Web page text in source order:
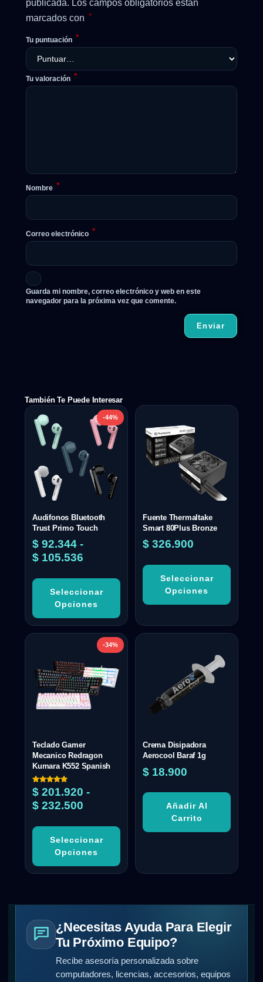
publicada. Los campos obligatorios están
marcados con *
Tu puntuación *
Tu valoración *
Nombre *
Correo electrónico *
Guarda mi nombre, correo electrónico y web en este
navegador para la próxima vez que comente.
También Te Puede Interesar
-44%
Audifonos Bluetooth
Trust Primo Touch
$ 92.344 -
$ 105.536
Seleccionar
Opciones
Fuente Thermaltake
Smart 80Plus Bronze
$ 326.900
Seleccionar
Opciones
-34%
Teclado Gamer
Mecanico Redragon
Kumara K552 Spanish
Valorado
con
5.00
de 5
$ 201.920 -
$ 232.500
Seleccionar
Opciones
Crema Disipadora
Aerocool Baraf 1g
$ 18.900
Añadir Al
Carrito
¿Necesitas Ayuda Para Elegir
Tu Próximo Equipo?
Recibe asesoría personalizada sobre
computadores, licencias, accesorios, equipos